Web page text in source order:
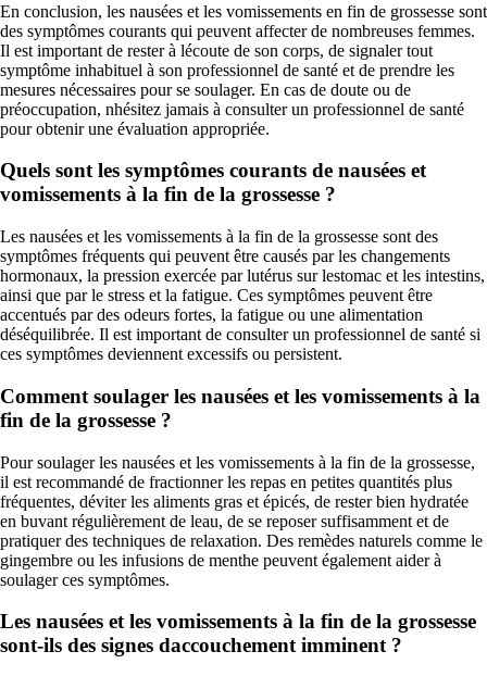
En conclusion, les nausées et les vomissements en fin de grossesse sont
des symptômes courants qui peuvent affecter de nombreuses femmes.
Il est important de rester à lécoute de son corps, de signaler tout
symptôme inhabituel à son professionnel de santé et de prendre les
mesures nécessaires pour se soulager. En cas de doute ou de
préoccupation, nhésitez jamais à consulter un professionnel de santé
pour obtenir une évaluation appropriée.
Quels sont les symptômes courants de nausées et
vomissements à la fin de la grossesse ?
Les nausées et les vomissements à la fin de la grossesse sont des
symptômes fréquents qui peuvent être causés par les changements
hormonaux, la pression exercée par lutérus sur lestomac et les intestins,
ainsi que par le stress et la fatigue. Ces symptômes peuvent être
accentués par des odeurs fortes, la fatigue ou une alimentation
déséquilibrée. Il est important de consulter un professionnel de santé si
ces symptômes deviennent excessifs ou persistent.
Comment soulager les nausées et les vomissements à la
fin de la grossesse ?
Pour soulager les nausées et les vomissements à la fin de la grossesse,
il est recommandé de fractionner les repas en petites quantités plus
fréquentes, déviter les aliments gras et épicés, de rester bien hydratée
en buvant régulièrement de leau, de se reposer suffisamment et de
pratiquer des techniques de relaxation. Des remèdes naturels comme le
gingembre ou les infusions de menthe peuvent également aider à
soulager ces symptômes.
Les nausées et les vomissements à la fin de la grossesse
sont-ils des signes daccouchement imminent ?